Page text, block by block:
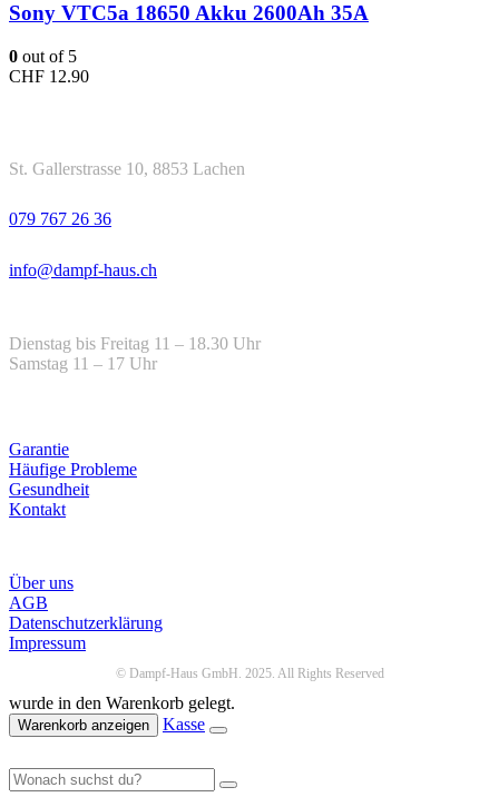
Sony VTC5a 18650 Akku 2600Ah 35A
0 out of 5
CHF 12.90
St. Gallerstrasse 10, 8853 Lachen
079 767 26 36
info@dampf-haus.ch
Dienstag bis Freitag 11 – 18.30 Uhr
Samstag 11 – 17 Uhr
Garantie
Häufige Probleme
Gesundheit
Kontakt
Über uns
AGB
Datenschutzerklärung
Impressum
© Dampf-Haus GmbH. 2025. All Rights Reserved
wurde in den Warenkorb gelegt.
Warenkorb anzeigen Kasse